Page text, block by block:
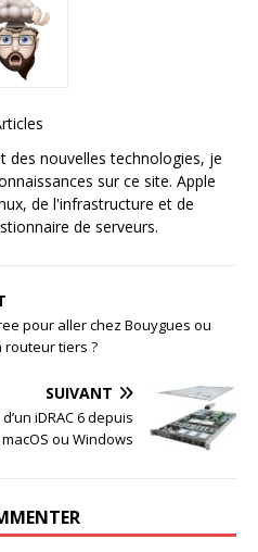
des nouvelles technologies, je
sur ce site. Apple
de l'infrastructure et de
de serveurs.
pour aller chez Bouygues ou
routeur tiers ?
SUIVANT
iDRAC 6 depuis
ou Windows